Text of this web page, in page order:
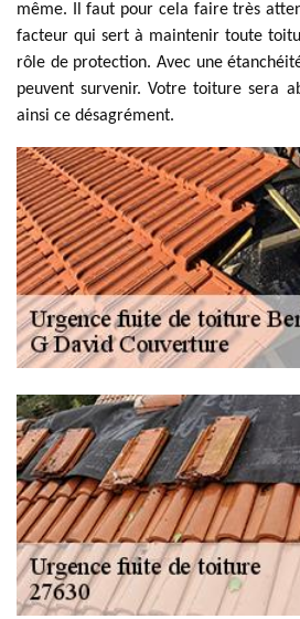
même. Il faut pour cela faire très
facteur qui sert à maintenir toute
rôle de protection. Avec une
peuvent survenir. Votre toiture sera
ainsi ce désagrément.